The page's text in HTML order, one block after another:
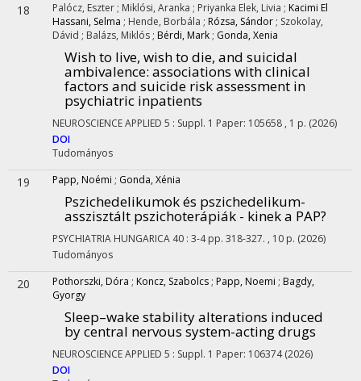
18 Palócz, Eszter ; Miklósi, Aranka ; Priyanka Elek, Livia ; Kacimi El
Hassani, Selma ; Hende, Borbála ; Rózsa, Sándor ; Szokolay,
Dávid ; Balázs, Miklós ; Bérdi, Mark ; Gonda, Xenia
Wish to live, wish to die, and suicidal
ambivalence: associations with clinical
factors and suicide risk assessment in
psychiatric inpatients
NEUROSCIENCE APPLIED 5 : Suppl. 1 Paper: 105658 , 1 p. (2026)
DOI
Tudományos
19 Papp, Noémi ; Gonda, Xénia
Pszichedelikumok és pszichedelikum-
asszisztált pszichoterápiák - kinek a PAP?
PSYCHIATRIA HUNGARICA 40 : 3-4 pp. 318-327. , 10 p. (2026)
Tudományos
20 Pothorszki, Dóra ; Koncz, Szabolcs ; Papp, Noemi ; Bagdy,
Gyorgy
Sleep–wake stability alterations induced
by central nervous system-acting drugs
NEUROSCIENCE APPLIED 5 : Suppl. 1 Paper: 106374(2026)
DOI